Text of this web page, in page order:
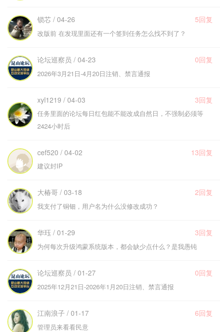
锁芯 / 04-26 5回复
改版前 在发现里面还有一个签到任务怎么找不到了？
论坛巡察员 / 04-23 0回复
2026年3月21日-4月20日注销、禁言通报
xyl1219 / 04-03 3回复
任务里面的论坛每日红包能不能改成自然日，不强制必须等
2424小时后
cef520 / 04-02 13回复
建议封IP
大椿哥 / 03-18 2回复
我支付了铜钿，用户名为什么没修改成功？
华珏 / 01-29 3回复
为何每次升级鸿蒙系统版本，都会缺少点什么？是我愚钝
论坛巡察员 / 01-27 0回复
2025年12月21日-2026年1月20日注销、禁言通报
江南浪子 / 01-17 6回复
管理员来看看民意